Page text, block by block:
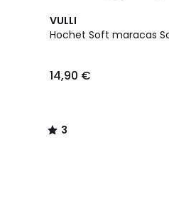
VULLI
Hochet Soft maracas
14,90 €
3
/
3
/